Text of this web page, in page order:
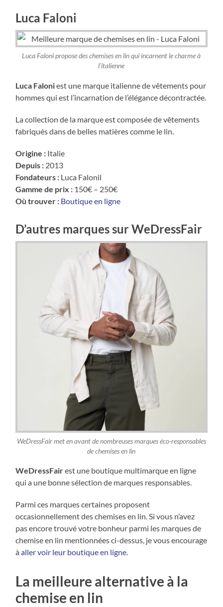
Luca Faloni
Luca Faloni propose des chemises en lin qui incarnent le charme à
l’italienne
Luca Faloniest une marque italienne de vêtements pour
hommes qui est l’incarnation de l’élégance décontractée.
La collection de la marque est composée de vêtements
fabriqués dans de belles matières comme le lin.
Origine : Italie
Depuis : 2013
Fondateurs : Luca Falonil
Gamme de prix : 150€ – 250€
Où trouver : Boutique en ligne
D’autres marques sur WeDressFair
WeDressFair met en avant de nombreuses marques éco-responsables
de chemises en lin
WeDressFairest une boutique multimarque en ligne
qui a une bonne sélection de marques responsables.
Parmi ces marques certaines proposent
occasionnellement des chemises en lin. Si vous n’avez
pas encore trouvé votre bonheur parmi les marques de
chemise en lin mentionnées ci-dessus, je vous encourage
àaller voir leur boutique en ligne.
La meilleure alternative à la
chemise en lin